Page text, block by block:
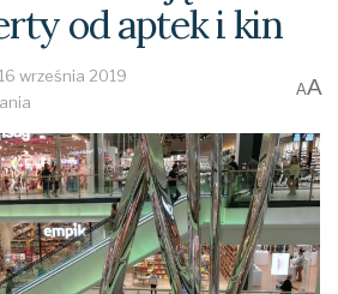
od aptek i kin
16 września 2019
AA